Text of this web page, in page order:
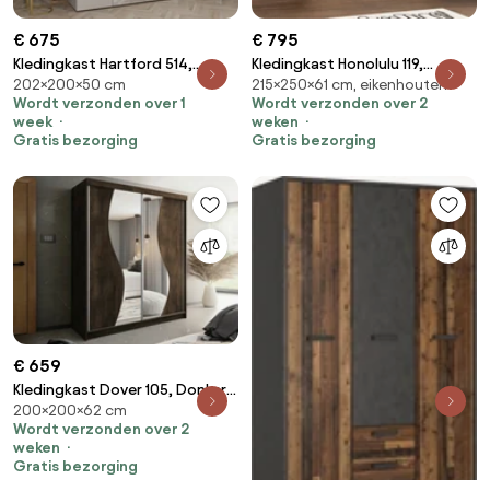
€ 675
Kledingkast Hartford 514,
Kasjmier, 202x200x50cm, 144
kg, Kledingkast deuren: Met
scharnieren
202×200×50 cm
Wordt verzonden over 1
week
Gratis bezorging
€ 795
Kledingkast Honolulu 119,
Sonoma eik, 215x250x61cm, 227
kg, Kledingkast deuren:
Schuivend, Aantal planken: 8,
Aantal planken: 8
215×250×61 cm, eikenhouten
Wordt verzonden over 2
weken
Gratis bezorging
€ 659
Kledingkast Dover 105, Donker
essen, 200x200x62cm, 174 kg,
Kledingkast deuren: Schuivend,
Aantal planken: 9, Aantal
200×200×62 cm
Wordt verzonden over 2
weken
Gratis bezorging